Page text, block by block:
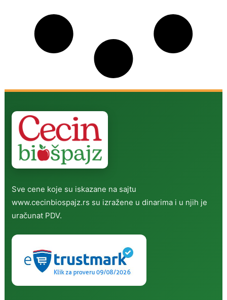
Sve cene koje su iskazane na sajtu
www.cecinbiospajz.rs su izražene u dinarima i u njih je
uračunat PDV.